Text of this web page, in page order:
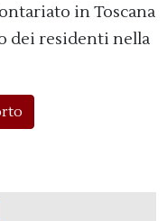
in Toscana
dei residenti nella